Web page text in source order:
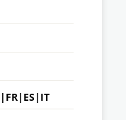
| FR| ES | IT